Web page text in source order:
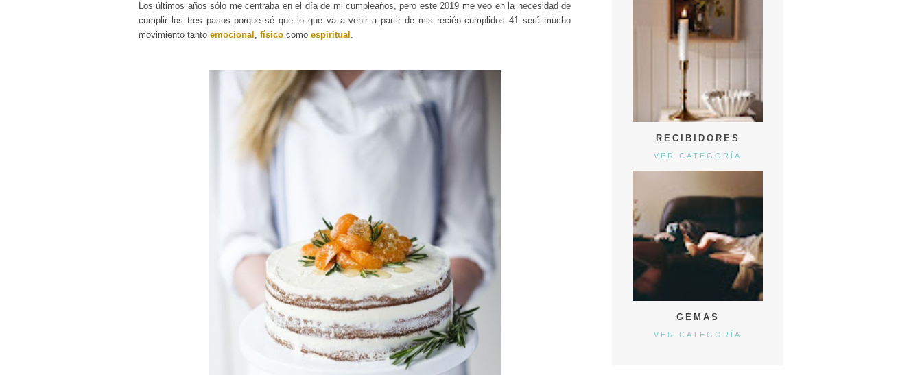
Los últimos años sólo me centraba en el día de mi cumpleaños, pero este 2019 me veo en la necesidad de
cumplir los tres pasos porque sé que lo que va a venir a partir de mis recién cumplidos 41 será mucho
movimiento tanto emocional , físico como espiritual .
RECIBIDORES
VER CATEGORÍA
GEMAS
VER CATEGORÍA